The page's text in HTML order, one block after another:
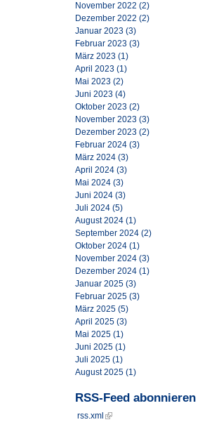
November 2022 (2)
Dezember 2022 (2)
Januar 2023 (3)
Februar 2023 (3)
März 2023 (1)
April 2023 (1)
Mai 2023 (2)
Juni 2023 (4)
Oktober 2023 (2)
November 2023 (3)
Dezember 2023 (2)
Februar 2024 (3)
März 2024 (3)
April 2024 (3)
Mai 2024 (3)
Juni 2024 (3)
Juli 2024 (5)
August 2024 (1)
September 2024 (2)
Oktober 2024 (1)
November 2024 (3)
Dezember 2024 (1)
Januar 2025 (3)
Februar 2025 (3)
März 2025 (5)
April 2025 (3)
Mai 2025 (1)
Juni 2025 (1)
Juli 2025 (1)
August 2025 (1)
RSS-Feed abonnieren
rss.xml